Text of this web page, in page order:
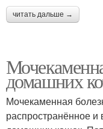
читать дальше →
домашних
Мочекаменная
распространённое